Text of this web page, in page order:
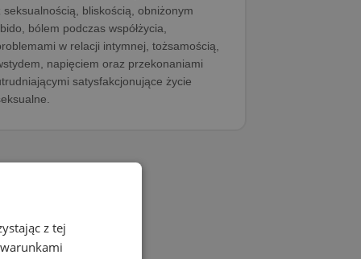
seksualnością, bliskością, obniżonym
bólem podczas współżycia,
w relacji intymnej, tożsamością,
napięciem oraz przekonaniami
satysfakcjonujące życie
z tej